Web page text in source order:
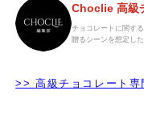
Choclie 高級
チョコレートに関す
贈るシーンを想定し
>> 高級チョコレート